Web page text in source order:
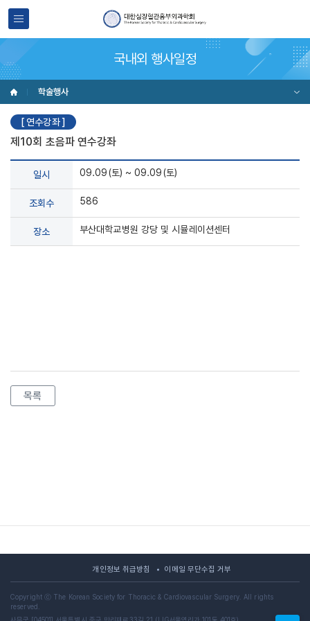
국내외 행사일정
학술행사
[ 연수강좌 ]
제10회 초음파 연수강좌
일시 09.09(토) ~ 09.09(토)
조회수 586
장소 부산대학교병원 강당 및 시뮬레이션센터
목록
개인정보 취급방침 이메일 무단수집 거부
Copyright ⓒ The Korean Society for Thoracic & Cardiovascular Surgery. All rights
reserved.